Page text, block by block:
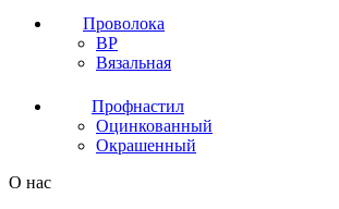
Проволока
ВР
Вязальная
Профнастил
Оцинкованный
Окрашенный
О нас